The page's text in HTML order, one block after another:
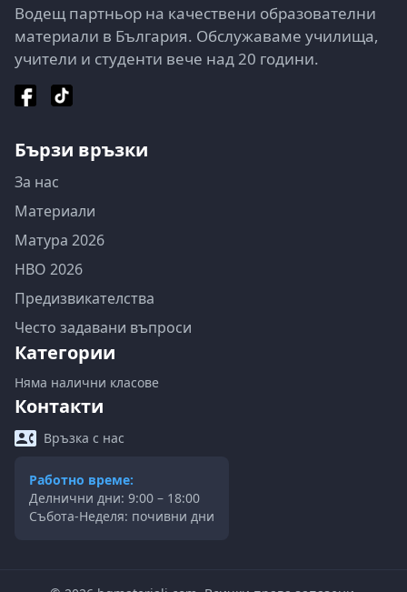
Водещ партньор на качествени образователни
материали в България. Обслужаваме училища,
учители и студенти вече над 20 години.
Бързи връзки
За нас
Материали
Матура 2026
НВО 2026
Предизвикателства
Често задавани въпроси
Категории
Няма налични класове
Контакти
Връзка с нас
Работно време:
Делнични дни: 9:00 – 18:00
Събота-Неделя: почивни дни